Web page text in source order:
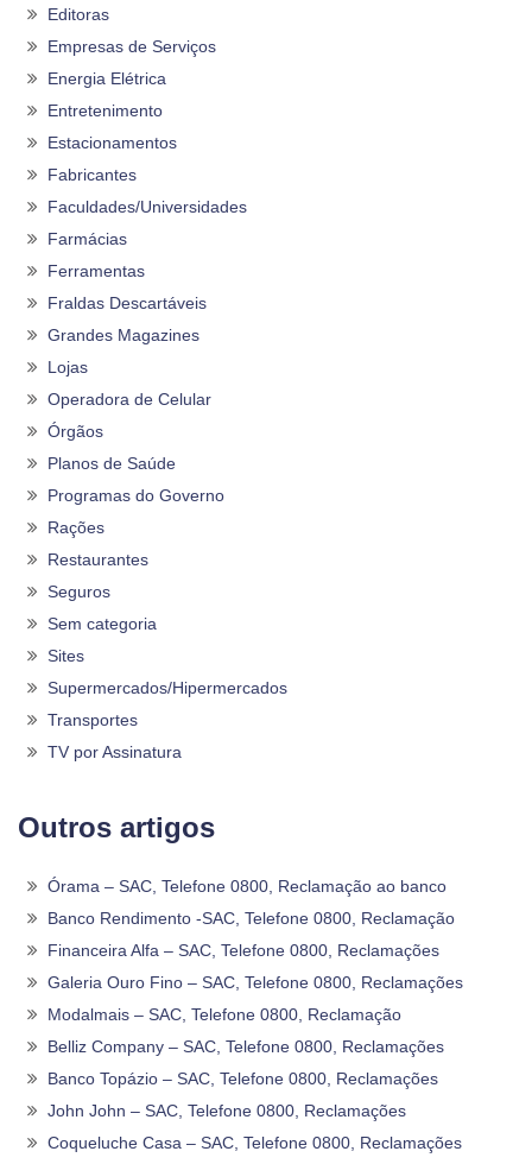
Editoras
Empresas de Serviços
Energia Elétrica
Entretenimento
Estacionamentos
Fabricantes
Faculdades/Universidades
Farmácias
Ferramentas
Fraldas Descartáveis
Grandes Magazines
Lojas
Operadora de Celular
Órgãos
Planos de Saúde
Programas do Governo
Rações
Restaurantes
Seguros
Sem categoria
Sites
Supermercados/Hipermercados
Transportes
TV por Assinatura
Outros artigos
Órama – SAC, Telefone 0800, Reclamação ao banco
Banco Rendimento -SAC, Telefone 0800, Reclamação
Financeira Alfa – SAC, Telefone 0800, Reclamações
Galeria Ouro Fino – SAC, Telefone 0800, Reclamações
Modalmais – SAC, Telefone 0800, Reclamação
Belliz Company – SAC, Telefone 0800, Reclamações
Banco Topázio – SAC, Telefone 0800, Reclamações
John John – SAC, Telefone 0800, Reclamações
Coqueluche Casa – SAC, Telefone 0800, Reclamações